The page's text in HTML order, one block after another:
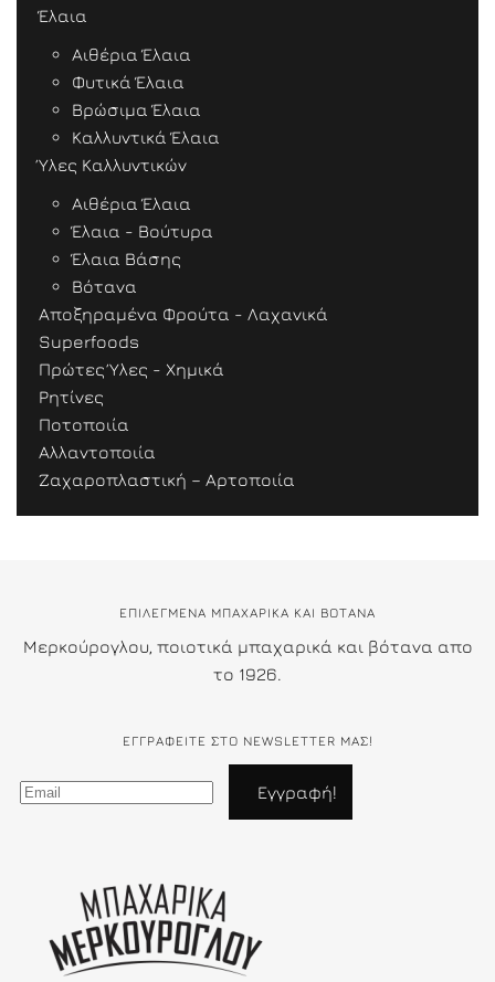
Έλαια
Αιθέρια Έλαια
Φυτικά Έλαια
Βρώσιμα Έλαια
Καλλυντικά Έλαια
Ύλες Καλλυντικών
Αιθέρια Έλαια
Έλαια - Βούτυρα
Έλαια Βάσης
Βότανα
Αποξηραμένα Φρούτα - Λαχανικά
Superfoods
Πρώτες Ύλες - Χημικά
Ρητίνες
Ποτοποιία
Αλλαντοποιία
Ζαχαροπλαστική – Αρτοποιία
ΕΠΙΛΕΓΜΕΝΑ ΜΠΑΧΑΡΙΚΑ ΚΑΙ ΒΟΤΑΝΑ
Μερκούρογλου, ποιοτικά μπαχαρικά και βότανα απο
το 1926.
ΕΓΓΡΑΦΕΊΤΕ ΣΤΟ NEWSLETTER ΜΑΣ!